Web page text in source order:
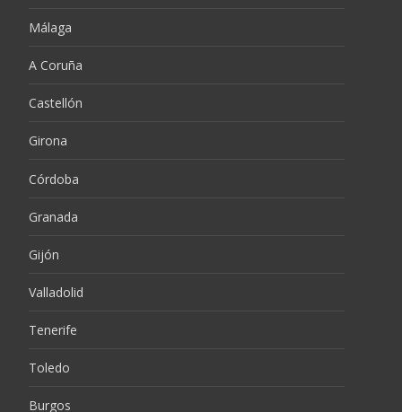
Málaga
A Coruña
Castellón
Girona
Córdoba
Granada
Gijón
Valladolid
Tenerife
Toledo
Burgos